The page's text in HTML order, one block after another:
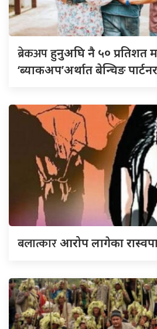
ब्रेकअपहुनुअघि नै ५० प्रतिशत
‘ब्याकअप’अर्थात बेन्चिङ
बलात्कारआरोप लागेका